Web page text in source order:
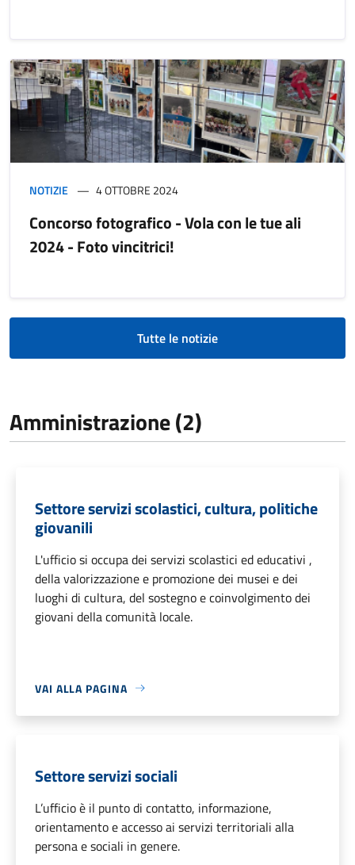
NOTIZIE 4 OTTOBRE 2024
Concorso fotografico - Vola con le tue ali
2024 - Foto vincitrici!
Tutte le notizie
Amministrazione (2)
Settore servizi scolastici, cultura, politiche
giovanili
L'ufficio si occupa dei servizi scolastici ed educativi ,
della valorizzazione e promozione dei musei e dei
luoghi di cultura, del sostegno e coinvolgimento dei
giovani della comunità locale.
VAI ALLA PAGINA
Settore servizi sociali
L’ufficio è il punto di contatto, informazione,
orientamento e accesso ai servizi territoriali alla
persona e sociali in genere.